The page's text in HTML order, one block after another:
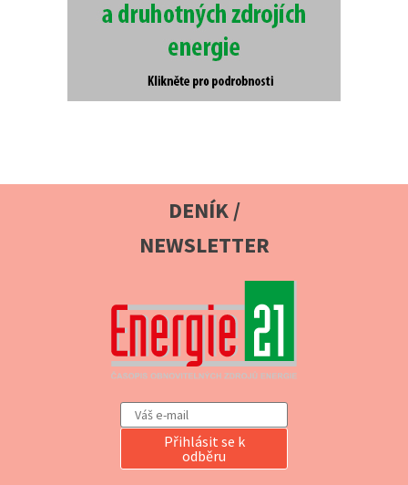
DENÍK /
NEWSLETTER
Přihlásit se k
odběru